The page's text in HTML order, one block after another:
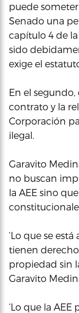
puede
Senado una
capítulo 4 de
sido
exige el
En el
contrato y la
Corporación
ilegal.
Garavito
no buscan
la AEE sino
‘Lo que se
tienen derecho
propiedad sin
Garavito
‘Lo que la